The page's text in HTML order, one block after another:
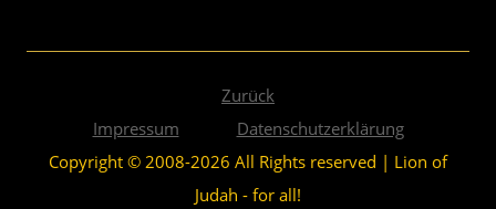
Zurück
Impressum
Datenschutzerklärung
Copyright © 2008-2026 All Rights reserved | Lion of
Judah - for all!